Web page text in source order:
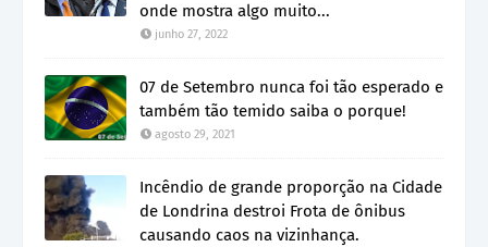
onde mostra algo muito...
junho 27, 2022
07 de Setembro nunca foi tão esperado e
também tão temido saiba o porque!
agosto 29, 2021
Incêndio de grande proporção na Cidade
de Londrina destroi Frota de ônibus
causando caos na vizinhança.